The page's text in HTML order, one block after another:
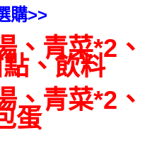
之「AFTEE先享後付」服務完成之交
資料，並將交易相關給付款項請求債
下網址：
者引起之損失，本公司不負相關責
據個別帳號之用戶狀況，依本公司即
訊註冊。若發現惡意使用之情形，
購>>
、青菜*2、
、飲料
、青菜*2、
蛋